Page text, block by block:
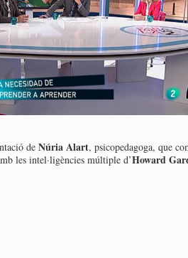
de Núria Alart, psicopedagoga, que
les intel·ligències múltiple d’Howard